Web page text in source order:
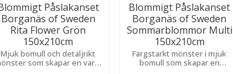
Påslakanset
Borganäs of Sweden
Rita Flower Grön
150x210cm
Mjuk bomull och detaljrikt
som skapar en varm
Blommigt Påslakanset
Borganäs of Sweden
Sommarblommor Multi
150x210cm
Färgstarkt mönster i mjuk
bomull som skapar en